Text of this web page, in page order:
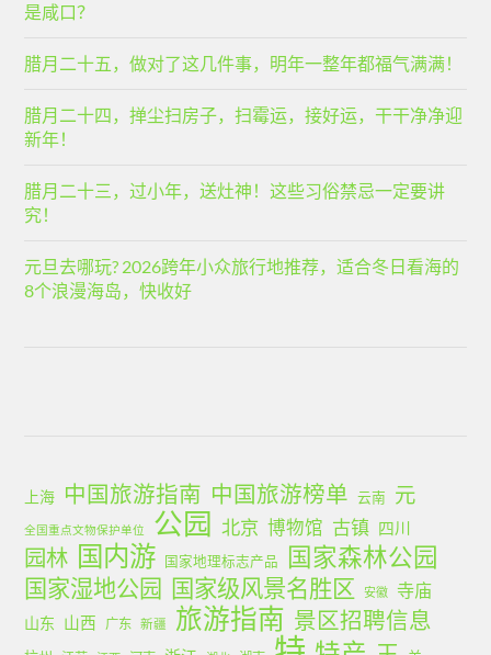
是咸口？
腊月二十五，做对了这几件事，明年一整年都福气满满！
腊月二十四，掸尘扫房子，扫霉运，接好运，干干净净迎
新年！
腊月二十三，过小年，送灶神！这些习俗禁忌一定要讲
究！
元旦去哪玩? 2026跨年小众旅行地推荐，适合冬日看海的
8个浪漫海岛，快收好
上海 中国旅游指南 中国旅游榜单 云南 元
全国重点文物保护单位 公园 北京 博物馆 古镇 四川
园林 国内游 国家地理标志产品 国家森林公园
国家湿地公园 国家级风景名胜区 安徽 寺庙
山东 山西 广东 新疆 旅游指南 景区招聘信息